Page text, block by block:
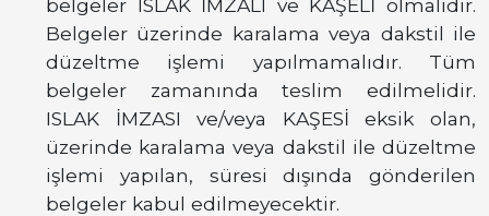
belgeler ISLAK İMZALI ve KAŞELİ olmalıdır.
Belgeler üzerinde karalama veya dakstil ile
düzeltme işlemi yapılmamalıdır. Tüm
belgeler zamanında teslim edilmelidir.
ISLAK İMZASI ve/veya KAŞESİ eksik olan,
üzerinde karalama veya dakstil ile düzeltme
işlemi yapılan, süresi dışında gönderilen
belgeler kabul edilmeyecektir.